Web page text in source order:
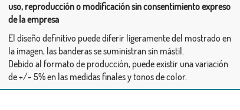
uso, reproducción o modificación sin consentimiento expreso
de la empresa
El diseño definitivo puede diferir ligeramente del mostrado en
la imagen, las banderas se suministran sin mástil.
Debido al formato de producción, puede existir una variación
de +/- 5% en las medidas finales y tonos de color.